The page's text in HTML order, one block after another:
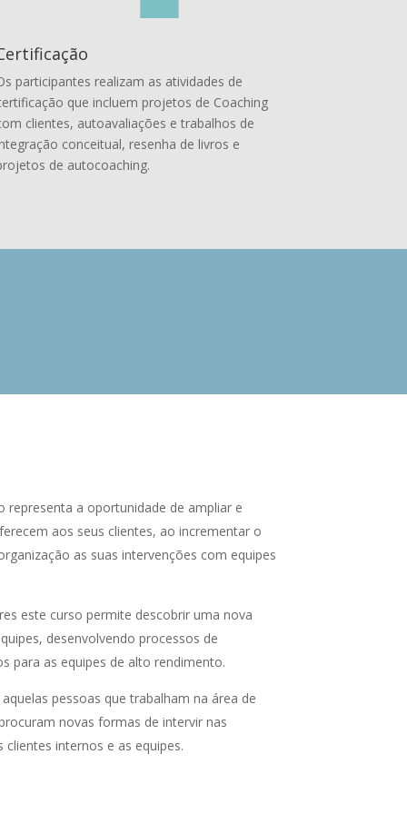
participantes realizam as atividades de
que incluem projetos de Coaching
clientes, autoavaliações e trabalhos de
conceitual, resenha de livros e
de autocoaching.
representa a oportunidade de ampliar e
aos seus clientes, ao incrementar o
as suas intervenções com equipes
este curso permite descobrir uma nova
desenvolvendo processos de
para as equipes de alto rendimento.
pessoas que trabalham na área de
novas formas de intervir nas
internos e as equipes.